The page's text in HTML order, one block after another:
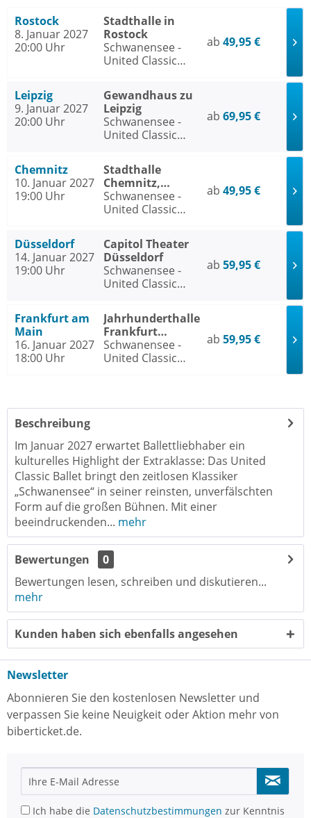
Rostock
8. Januar 2027
20:00 Uhr
Stadthalle in
Rostock
Schwanensee -
United Classic
ab 49,95 €
Leipzig
9. Januar 2027
20:00 Uhr
Gewandhaus zu
Leipzig
Schwanensee -
United Classic
ab 69,95 €
Chemnitz
10. Januar 2027
19:00 Uhr
Stadthalle
Chemnitz,
Stadthallen-Saal
Schwanensee -
United Classic
ab 49,95 €
Düsseldorf
14. Januar 2027
19:00 Uhr
Capitol Theater
Düsseldorf
Schwanensee -
United Classic
ab 59,95 €
Frankfurt am
Main
16. Januar 2027
18:00 Uhr
Jahrhunderthalle
Frankfurt
Frankfurt am
Main
Schwanensee -
United Classic
ab 59,95 €
Beschreibung
Im Januar 2027 erwartet Ballettliebhaber ein
kulturelles Highlight der Extraklasse: Das United
Classic Ballet bringt den zeitlosen Klassiker
„Schwanensee“ in seiner reinsten, unverfälschten
Form auf die großen Bühnen. Mit einer
beeindruckenden... mehr
Bewertungen
0
Bewertungen lesen, schreiben und diskutieren...
mehr
Kunden haben sich ebenfalls angesehen
Newsletter
Abonnieren Sie den kostenlosen Newsletter und
verpassen Sie keine Neuigkeit oder Aktion mehr von
biberticket.de.
Ich habe die Datenschutzbestimmungen zur Kenntnis